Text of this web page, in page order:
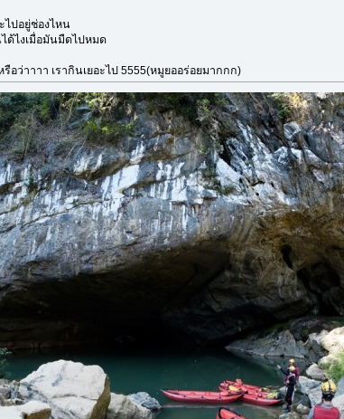
ไปอยู่ช่องไหน
ด้ไงเมื่อมันมืดไปหมด
ว่าาาา เรากินเยอะไป 5555(หมูยออร่อยมากกก)